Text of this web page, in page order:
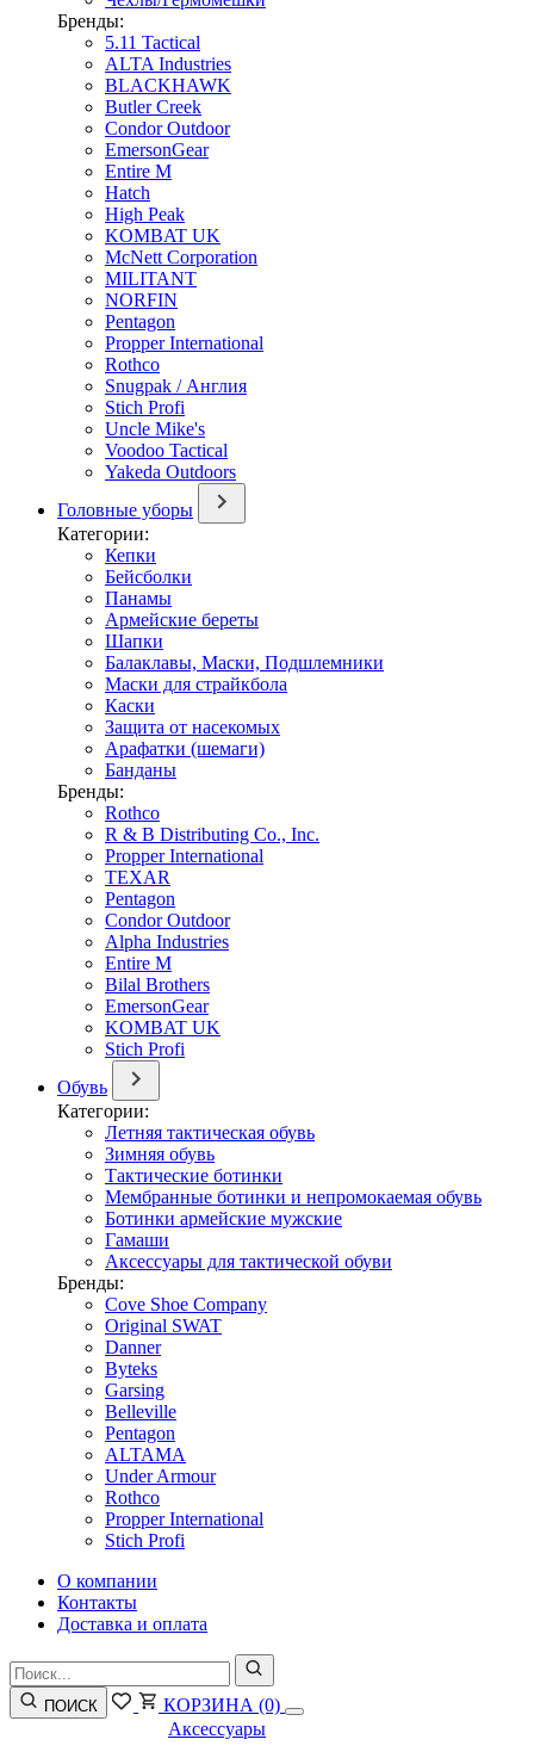
Бренды:
5.11 Tactical
ALTA Industries
BLACKHAWK
Butler Creek
Condor Outdoor
EmersonGear
Entire M
Hatch
High Peak
KOMBAT UK
McNett Corporation
MILITANT
NORFIN
Pentagon
Propper International
Rothco
Snugpak / Англия
Stich Profi
Uncle Mike's
Voodoo Tactical
Yakeda Outdoors
Головные уборы
Категории:
Кепки
Бейсболки
Панамы
Армейские береты
Шапки
Балаклавы, Маски, Подшлемники
Маски для страйкбола
Каски
Защита от насекомых
Арафатки (шемаги)
Банданы
Бренды:
Rothco
R & B Distributing Co., Inc.
Propper International
TEXAR
Pentagon
Condor Outdoor
Alpha Industries
Entire M
Bilal Brothers
EmersonGear
KOMBAT UK
Stich Profi
Обувь
Категории:
Летняя тактическая обувь
Зимняя обувь
Тактические ботинки
Мембранные ботинки и непромокаемая обувь
Ботинки армейские мужские
Гамаши
Аксессуары для тактической обуви
Бренды:
Cove Shoe Company
Original SWAT
Danner
Byteks
Garsing
Belleville
Pentagon
ALTAMA
Under Armour
Rothco
Propper International
Stich Profi
О компании
Контакты
Доставка и оплата
ПОИСК КОРЗИНА (0)
Аксессуары